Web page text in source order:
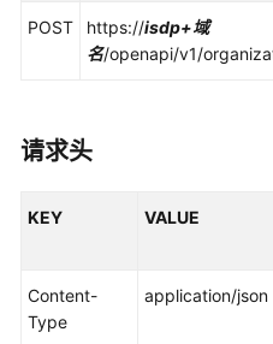
法
入
门
新
POST https://isdp+域
名/openapi/v1/
请求头
KEY VALUE
Content-
Type
application/json